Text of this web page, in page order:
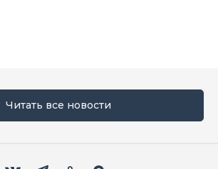
Читать все новости